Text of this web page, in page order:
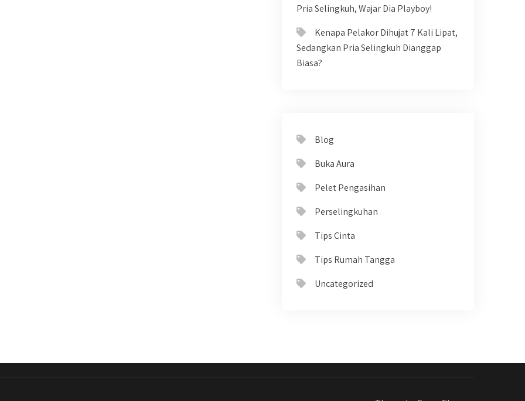
Pria Selingkuh, Wajar Dia Playboy!
Kenapa Pelakor Dihujat 7 Kali Lipat,
Sedangkan Pria Selingkuh Dianggap
Biasa?
Blog
Buka Aura
Pelet Pengasihan
Perselingkuhan
Tips Cinta
Tips Rumah Tangga
Uncategorized